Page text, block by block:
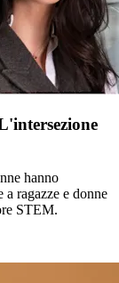
hanno
ragazze e donne
STEM.